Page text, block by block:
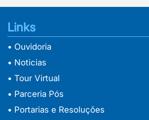
Links
• Ouvidoria
• Noticias
• Tour Virtual
• Parceria Pós
• Portarias e Resoluções